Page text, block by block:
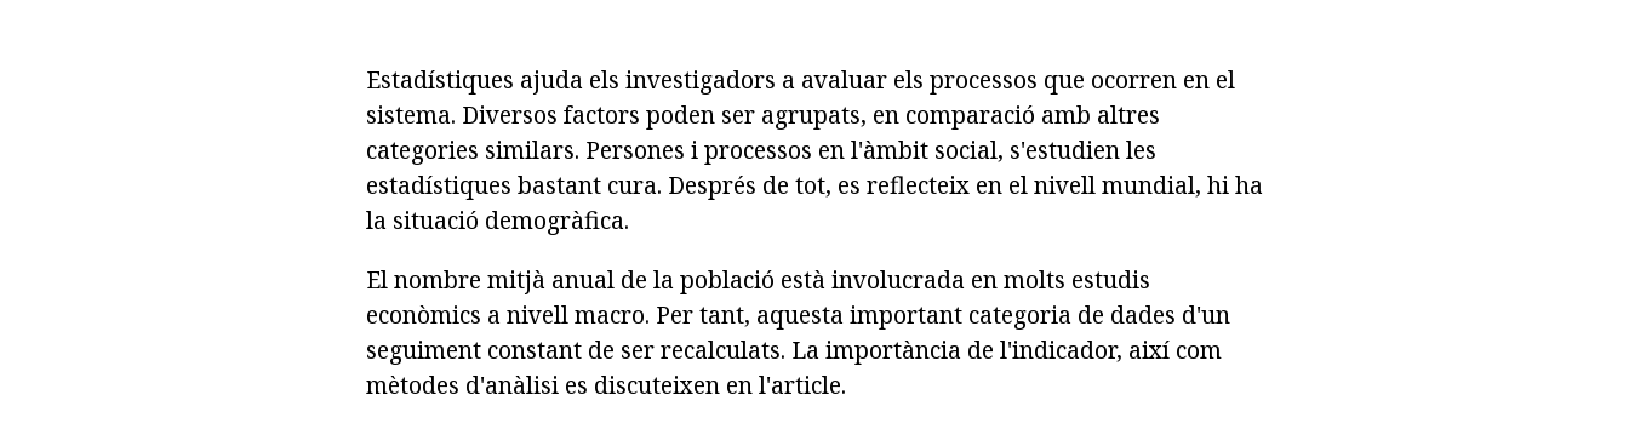
Estadístiques ajuda els investigadors a avaluar els processos que ocorren en el
sistema. Diversos factors poden ser agrupats, en comparació amb altres
categories similars. Persones i processos en l'àmbit social, s'estudien les
estadístiques bastant cura. Després de tot, es reflecteix en el nivell mundial, hi ha
la situació demogràfica.
El nombre mitjà anual de la població està involucrada en molts estudis
econòmics a nivell macro. Per tant, aquesta important categoria de dades d'un
seguiment constant de ser recalculats. La importància de l'indicador, així com
mètodes d'anàlisi es discuteixen en l'article.